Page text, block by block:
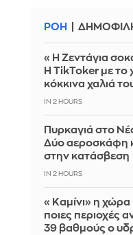
ΡΟΗ
«Η Ζεντάγια
Η TikToker με το
κόκκινα χαλιά
IN 2 HOURS
Πυρκαγιά στο
Δύο αεροσκάφη
στην κατάσβεση
IN 2 HOURS
«Καμίνι» η χώρα
ποιες περιοχές
39 βαθμούς ο